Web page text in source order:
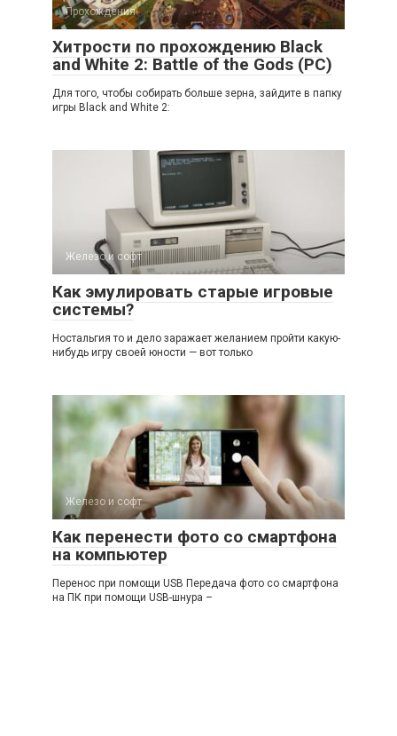
Прохождения
Хитрости по прохождению Black
and White 2: Battle of the Gods (PC)
Для того, чтобы собирать больше зерна, зайдите в папку
игры Black and White 2:
Железо и софт
Как эмулировать старые игровые
системы?
Ностальгия то и дело заражает желанием пройти какую-
нибудь игру своей юности — вот только
Железо и софт
Как перенести фото со смартфона
на компьютер
Перенос при помощи USB Передача фото со смартфона
на ПК при помощи USB-шнура –